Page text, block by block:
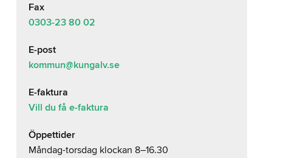
Fax
0303-23 80 02
E-post
kommun@kungalv.se
E-faktura
Vill du få e-faktura
Öppettider
Måndag-torsdag klockan 8–16.30